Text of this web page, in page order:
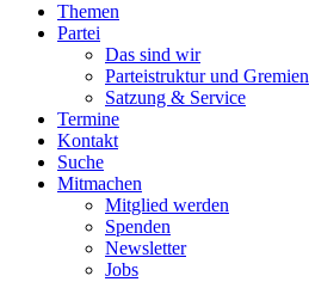
Themen
Partei
Das sind wir
Parteistruktur und Gremien
Satzung & Service
Termine
Kontakt
Suche
Mitmachen
Mitglied werden
Spenden
Newsletter
Jobs